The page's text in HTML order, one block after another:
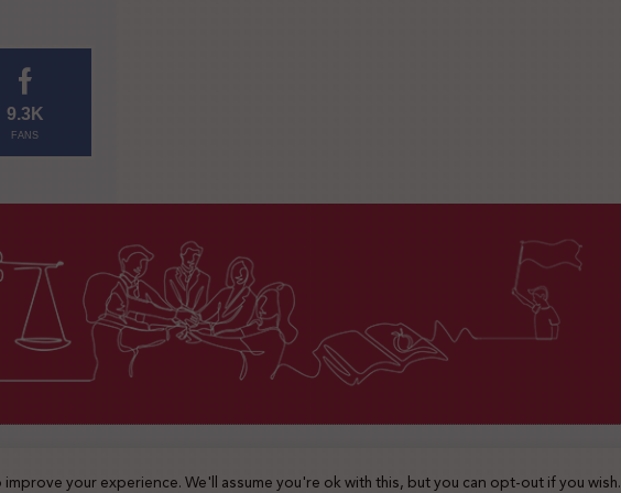
9.3K
FANS
2025 © جميع الحقوق محفوظة
your experience. We'll assume you're ok with this, but you can opt-out if you wish.